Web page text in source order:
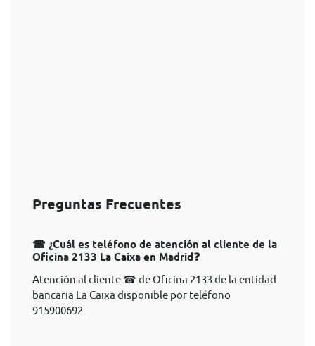
Preguntas Frecuentes
☎ ¿Cuál es teléfono de atención al cliente de la
Oficina 2133 La Caixa en Madrid❓
Atención al cliente ☎ de Oficina 2133 de la entidad
bancaria La Caixa disponible por teléfono
915900692.